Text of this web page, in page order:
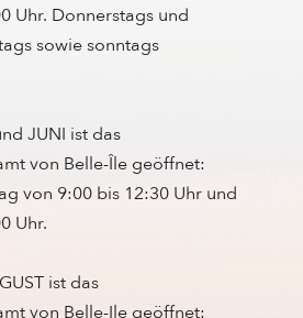
Uhr. Donnerstags und
sowie sonntags
JUNI ist das
von Belle-Île geöffnet:
von 9:00 bis 12:30 Uhr und
Uhr.
ist das
von Belle-Ile geöffnet: